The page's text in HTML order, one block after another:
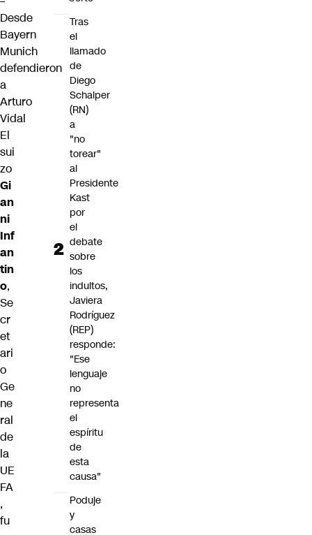
Desde
Bayern
Munich
defendieron
a
Arturo
Vidal
El
sui
zo
Gi
an
ni
Inf
an
tin
o,
Se
cr
et
ari
o
Ge
ne
ral
de
la
UE
FA
,
fu
Tras
el
llamado
de
Diego
Schalper
(RN)
a
"no
torear"
al
Presidente
Kast
por
el
debate
sobre
los
indultos,
Javiera
Rodríguez
(REP)
responde:
"Ese
lenguaje
no
representa
el
espíritu
de
esta
causa"
Poduje
y
casas